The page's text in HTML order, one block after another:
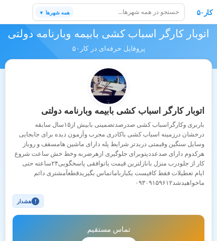
کار۵۰ همه شهرها ▼
اتوبار کارگر اسباب کشی بابیمه وبارنامه دولتی
پروفایل حرفه‌ای در کار۵۰
اتوبار کارگر اسباب کشی بابیمه وبارنامه دولتی
باربری وکارگراسباب کشی صدرصدتضمینی بابیش از۱۵سال سابقه
درخشان درزمینه اسباب کشی باکادری مجرب وآزمون دیده برای جابجایی
وسایل سنگین وقیمتی دربدتر شرایط پله دارای ماشین هامسقف و روباز
هرکدوم دارای صدعددپتوبرای جلوگیری ازهرضربه وخط خش ساعت شروع
کار از جلودرب منزل بانازلترین قیمت یاتوافقی پاسخگویی۲۴ساعته حتی
ایام تعطیلات فقط کافیست یکبارباماتماس بگیریدقطعآمشتری دائم
ماخواهیدشد۰۹۳۰۹۱۵۹۶۱۲
! هشدار
تماس مستقیم